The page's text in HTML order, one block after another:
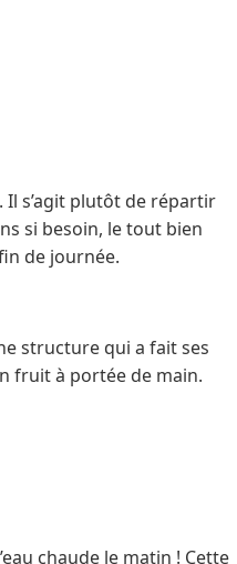
s’agit plutôt de répartir
si besoin, le tout bien
de journée.
structure qui a fait ses
fruit à portée de main.
chaude le matin ! Cette